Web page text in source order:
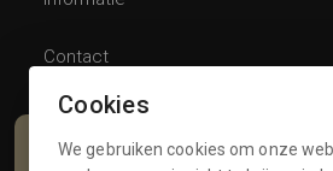
Contact
Schrijf je in voor onze
Cookies
We gebruiken cookies om onze